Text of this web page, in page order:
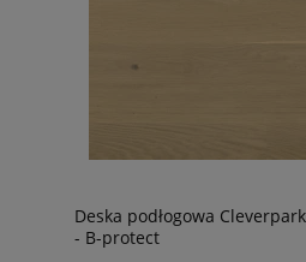
Deska podłogowa
- B-protect